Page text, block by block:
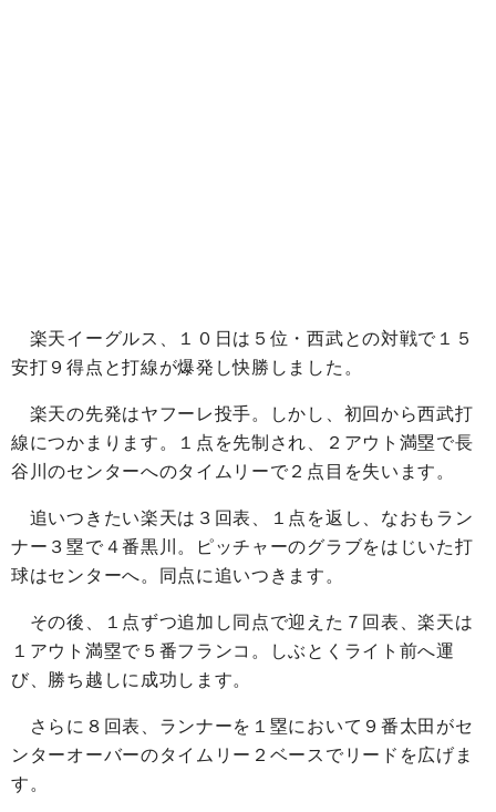
楽天イーグルス、１０日は５位・西武との対戦で１５
安打９得点と打線が爆発し快勝しました。
楽天の先発はヤフーレ投手。しかし、初回から西武打
線につかまります。１点を先制され、２アウト満塁で長
谷川のセンターへのタイムリーで２点目を失います。
追いつきたい楽天は３回表、１点を返し、なおもラン
ナー３塁で４番黒川。ピッチャーのグラブをはじいた打
球はセンターへ。同点に追いつきます。
その後、１点ずつ追加し同点で迎えた７回表、楽天は
１アウト満塁で５番フランコ。しぶとくライト前へ運
び、勝ち越しに成功します。
さらに８回表、ランナーを１塁において９番太田がセ
ンターオーバーのタイムリー２ベースでリードを広げま
す。